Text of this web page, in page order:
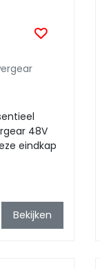
48V
eindkap
Bekijken